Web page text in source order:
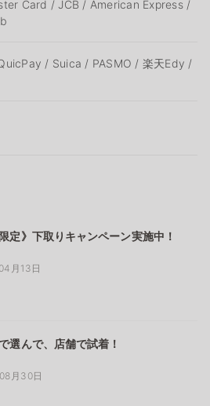
Card / JCB / American Express /
/ Suica / PASMO / 楽天Edy /
限定》下取りキャンペーン実施中！
月13日
選んで、店舗で試着！
月30日